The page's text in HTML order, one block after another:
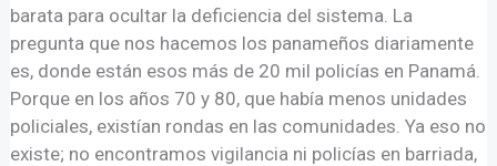
barata para ocultar la deficiencia del sistema. La
pregunta que nos hacemos los panameños diariamente
es, donde están esos más de 20 mil policías en Panamá.
Porque en los años 70 y 80, que había menos unidades
policiales, existían rondas en las comunidades. Ya eso no
existe; no encontramos vigilancia ni policías en barriada,